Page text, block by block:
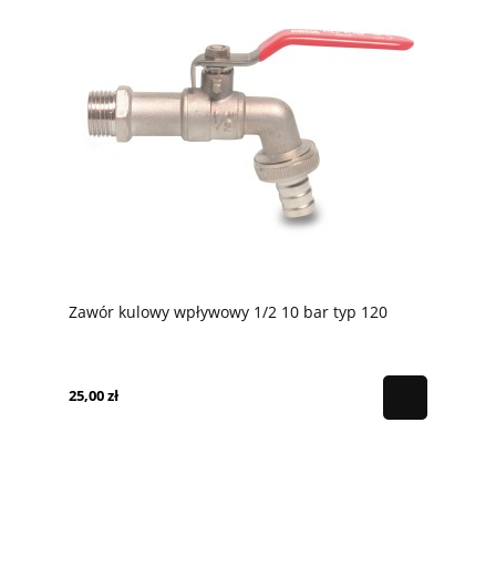
Zawór kulowy wpływowy 1/2 10 bar typ 120
25,00 zł